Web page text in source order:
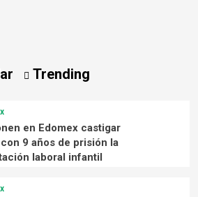
Trending
en Edomex castigar
9 años de prisión la
laboral infantil